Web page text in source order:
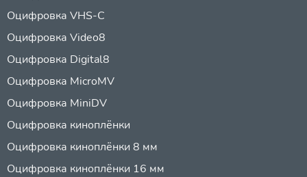
Оцифровка VHS-C
Оцифровка Video8
Оцифровка Digital8
Оцифровка MicroMV
Оцифровка MiniDV
Оцифровка киноплёнки
Оцифровка киноплёнки 8 мм
Оцифровка киноплёнки 16 мм